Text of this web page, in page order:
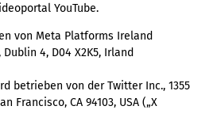
YouTube.
von Meta Platforms Ireland
4, D04 X2K5, Irland
betrieben von der Twitter Inc., 1355
Francisco, CA 94103, USA („X